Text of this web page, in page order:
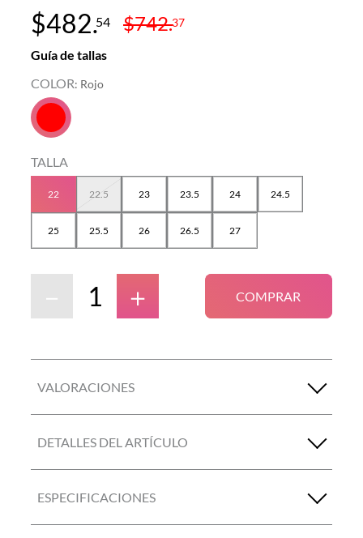
$482.54 $742.37
Guía de tallas
COLOR: Rojo
TALLA
22 22.5 23 23.5 24 24.5
25 25.5 26 26.5 27
＋
－ COMPRAR
VALORACIONES
DETALLES DEL ARTÍCULO
ESPECIFICACIONES